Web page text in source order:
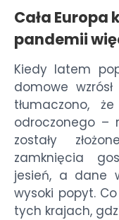
Cała Europa
pandemii
Kiedy latem
domowe
tłumaczono,
odroczonego –
zostały
zamknięcia
jesień, a dane
wysoki popyt.
tych krajach,